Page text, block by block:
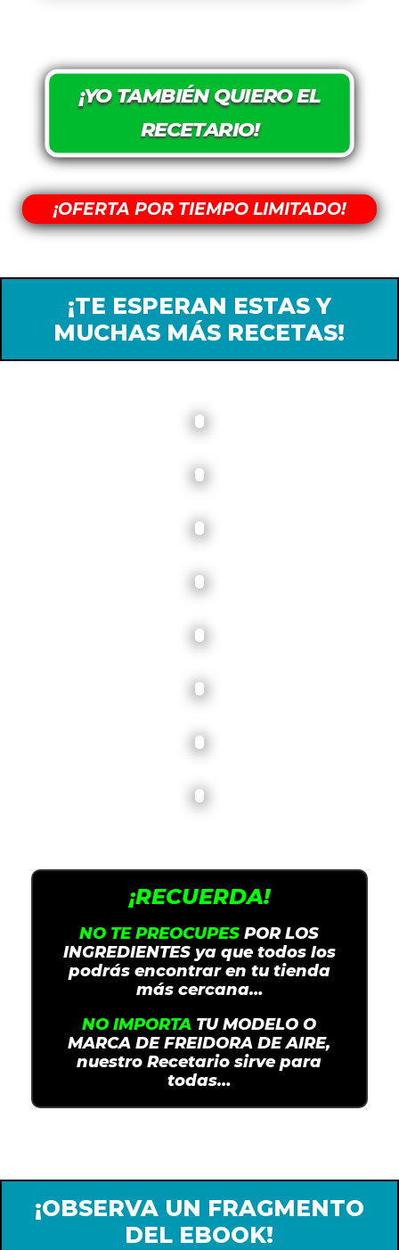
¡YO TAMBIÉN QUIERO EL
RECETARIO!
¡OFERTA POR TIEMPO LIMITADO!
¡TE ESPERAN ESTAS Y
MUCHAS MÁS RECETAS!
¡RECUERDA!
NO TE PREOCUPES POR LOS
INGREDIENTES ya que todos los
podrás encontrar en tu tienda
más cercana…
NO IMPORTA TU MODELO O
MARCA DE FREIDORA DE AIRE,
nuestro Recetario sirve para
todas…
¡OBSERVA UN FRAGMENTO
DEL EBOOK!